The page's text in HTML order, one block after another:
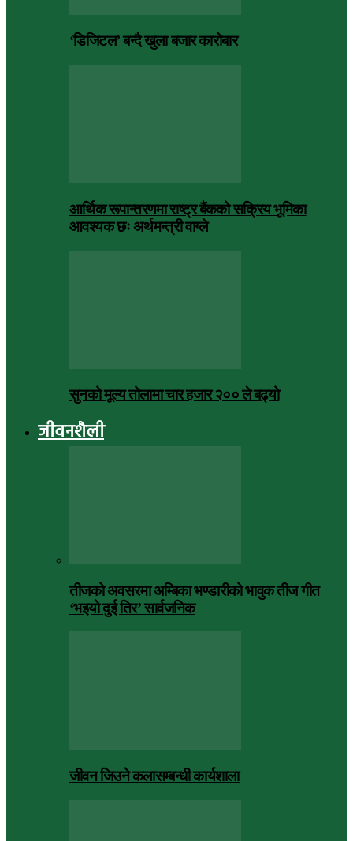
‘डिजिटल’ बन्दै खुला बजार कारोबार
आर्थिक रूपान्तरणमा राष्ट्र बैंकको सक्रिय भूमिका
आवश्यक छः अर्थमन्त्री वाग्ले
सुनको मूल्य तोलामा चार हजार २०० ले बढ्यो
जीवनशैली
तीजको अवसरमा अम्बिका भण्डारीको भावुक तीज गीत
‘भइयो दुई तिर’ सार्वजनिक
जीवन जिउने कलासम्बन्धी कार्यशाला